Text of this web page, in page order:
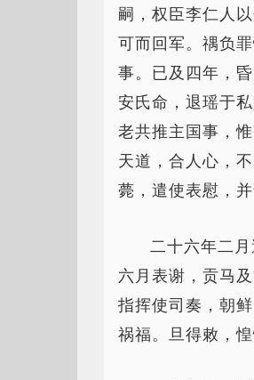
嗣，权臣李仁人
可而回军。禑负
事。已及四年，
安氏命，退瑶于
老共推主国事，
天道，合人心，
薨，遣使表慰，
二十六年二
六月表谢，贡马
指挥使司奏，朝
祸福。旦得敕，